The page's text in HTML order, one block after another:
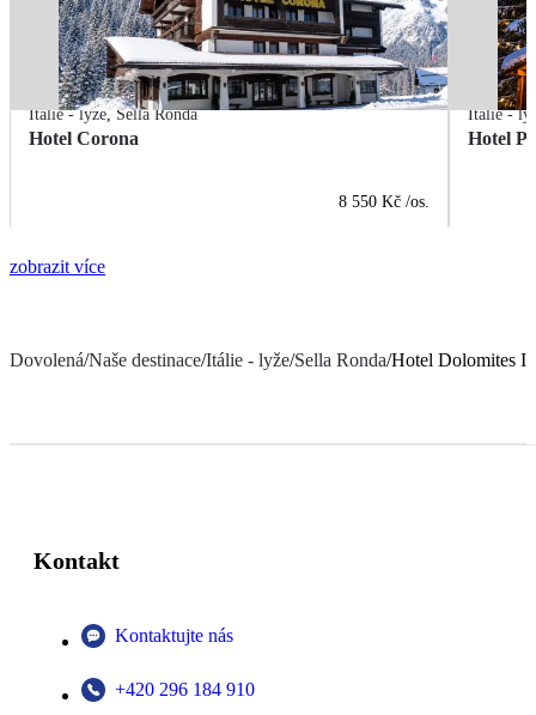
Itálie - lyže, Sella Ronda
Hotel Corona
8 550 Kč /os.
Itálie -
Hotel
zobrazit více
Dovolená/Naše destinace/Itálie - lyže/Sella Ronda/Hotel Dolomites
Kontakt
Kontaktujte nás
+420 296 184 910